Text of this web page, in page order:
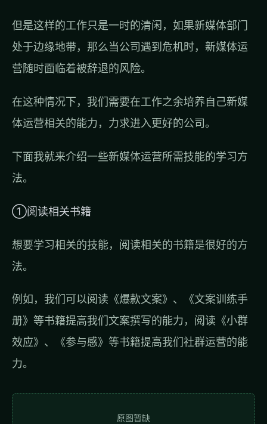
但是这样的工作只是一时的清闲，如果新媒体部门
处于边缘地带，那么当公司遇到危机时，新媒体运
营随时面临着被辞退的风险。
在这种情况下，我们需要在工作之余培养自己新媒
体运营相关的能力，力求进入更好的公司。
下面我就来介绍一些新媒体运营所需技能的学习方
法。
①阅读相关书籍
想要学习相关的技能，阅读相关的书籍是很好的方
法。
例如，我们可以阅读《爆款文案》、《文案训练手
册》等书籍提高我们文案撰写的能力，阅读《小群
效应》、《参与感》等书籍提高我们社群运营的能
力。
原图暂缺